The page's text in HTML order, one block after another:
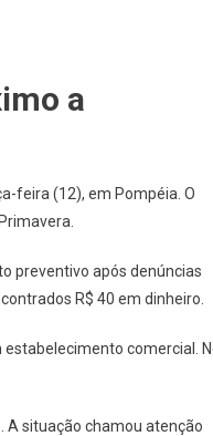
a
feira (12), em Pompéia. O
preventivo após denúncias
R$ 40 em dinheiro.
estabelecimento comercial.
A situação chamou atenção